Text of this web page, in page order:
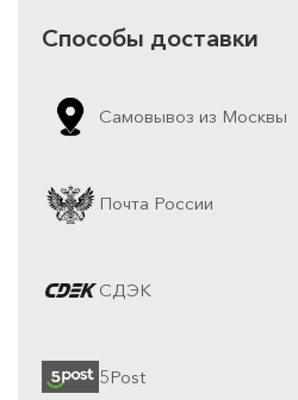
Способы доставки
Самовывоз из Москвы
Почта России
СДЭК
5Post